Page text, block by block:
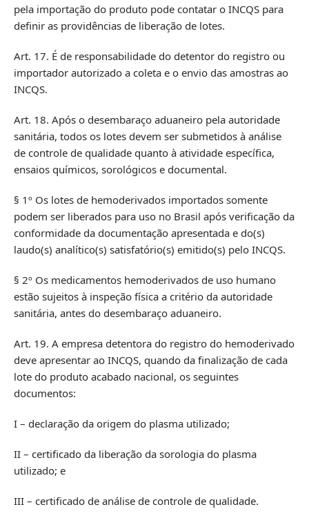
pela importação do produto pode contatar o INCQS para
definir as providências de liberação de lotes.
Art. 17. É de responsabilidade do detentor do registro ou
importador autorizado a coleta e o envio das amostras ao
INCQS.
Art. 18. Após o desembaraço aduaneiro pela autoridade
sanitária, todos os lotes devem ser submetidos à análise
de controle de qualidade quanto à atividade específica,
ensaios químicos, sorológicos e documental.
§ 1º Os lotes de hemoderivados importados somente
podem ser liberados para uso no Brasil após verificação da
conformidade da documentação apresentada e do(s)
laudo(s) analítico(s) satisfatório(s) emitido(s) pelo INCQS.
§ 2º Os medicamentos hemoderivados de uso humano
estão sujeitos à inspeção física a critério da autoridade
sanitária, antes do desembaraço aduaneiro.
Art. 19. A empresa detentora do registro do hemoderivado
deve apresentar ao INCQS, quando da finalização de cada
lote do produto acabado nacional, os seguintes
documentos:
I – declaração da origem do plasma utilizado;
II – certificado da liberação da sorologia do plasma
utilizado; e
III – certificado de análise de controle de qualidade.